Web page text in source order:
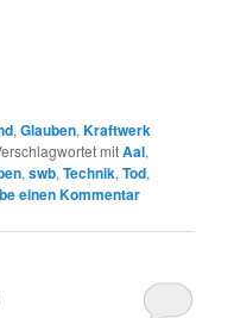
,Glauben,Kraftwerk
mitAal,
,swb,Technik,Tod,
einen Kommentar